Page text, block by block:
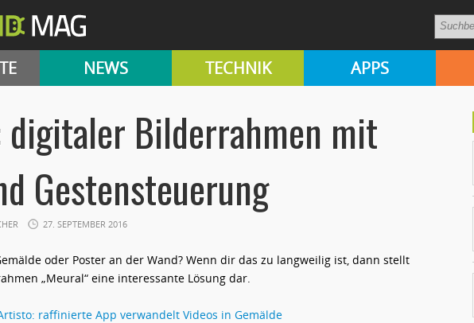
NEWS TECHNIK APPS
digitaler Bilderrahmen mit
Gestensteuerung
27. SEPTEMBER 2016
oder Poster an der Wand? Wenn dir das zu langweilig ist, dann stellt
„Meural“ eine interessante Lösung dar.
raffinierte App verwandelt Videos in Gemälde